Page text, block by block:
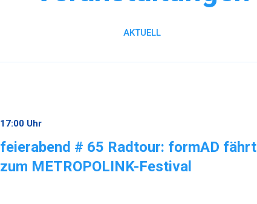
AKTUELL
17:00 Uhr
feierabend # 65 Radtour: formAD fährt
zum METROPOLINK-Festival